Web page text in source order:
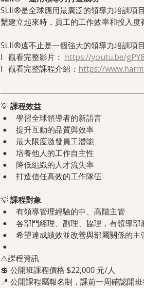
SLII®是全球應用最廣泛的領導力培訓項
繫建立起來時，員工的工作效率和投入度
SLII®遠不止是一個強大的領導力培訓項
l   觀看完整影片： https://youtu.be/
l   觀看完整課程介紹： https://
💡 課程效益
學習全球領導者的新語言
提升互動的品質與效率
最大限度激發員工潛能
培養他人的工作自主性
降低組織的人才流失率
打造信任高效的工作隊伍
💡 課程對象
有領導管理經驗的中、高階主管
各部門經理、副理、協理，有領導部
希望達成績效並改善與部屬關係的主
⚠️課程資訊
💲 公開班課程價格 $22,000 元/人
📍 公開課程屬報名制，課前一周確認開